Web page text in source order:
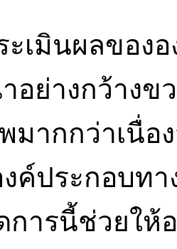
ะเมินผลของ
อย่างกว้างข
มากกว่าเนื่อ
ค์ประกอบทา
การนี้ช่วยให้